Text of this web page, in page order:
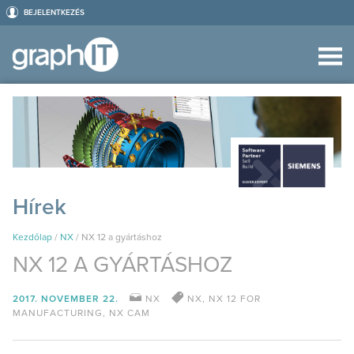
BEJELENTKEZÉS
Hírek
Kezdőlap / NX / NX 12 a gyártáshoz
NX 12 A GYÁRTÁSHOZ
2017. NOVEMBER 22. NX NX, NX 12 FOR
MANUFACTURING , NX CAM